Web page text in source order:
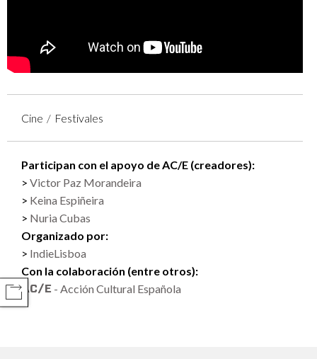
COMPARTIR
Cine Festivales
Participan con el apoyo de AC/E (creadores):
Victor Paz Morandeira
Keina Espiñeira
Nuria Cubas
Organizado por:
IndieLisboa
Con la colaboración (entre otros):
- Acción Cultural Española